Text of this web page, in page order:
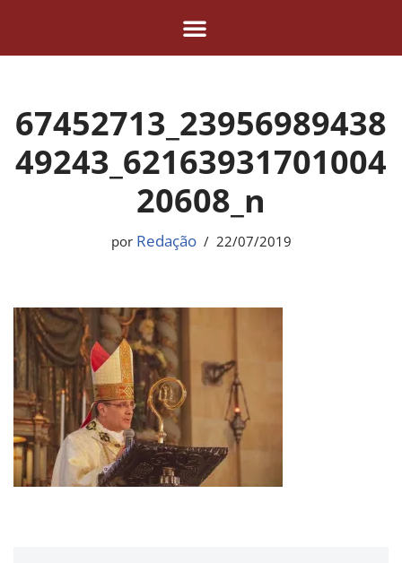
conteúdo
67452713_23956989438
49243_62163931701004
20608_n
por Redação 22/07/2019